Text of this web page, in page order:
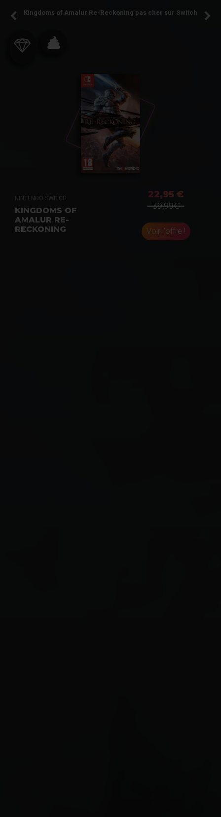
Kingdoms of Amalur Re-Reckoning pas cher sur Switch
NINTENDO SWITCH
KINGDOMS OF
AMALUR RE-
RECKONING
22,95 €
39,99€
Voir l'offre !